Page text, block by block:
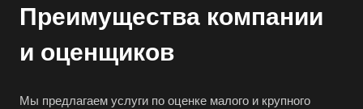
Преимущества компании
и оценщиков
Мы предлагаем услуги по оценке малого и крупного
Видное
Владикавказ